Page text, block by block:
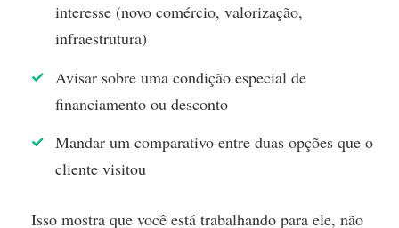
interesse (novo comércio, valorização,
infraestrutura)
Avisar sobre uma condição especial de
financiamento ou desconto
Mandar um comparativo entre duas opções que o
cliente visitou
Isso mostra que você está trabalhando para ele, não